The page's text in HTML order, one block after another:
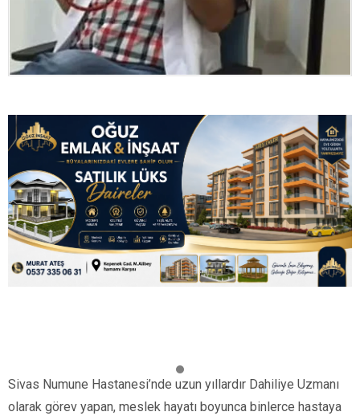
Sivas Numune Hastanesi’nde uzun yıllardır Dahiliye Uzmanı
olarak görev yapan, meslek hayatı boyunca binlerce hastaya